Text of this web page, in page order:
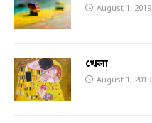
August 1, 2019
খেলা
August 1, 2019